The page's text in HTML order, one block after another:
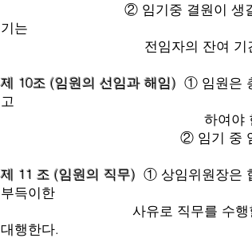
② 임기중 결원이 생길 때는 이
기는
전임자의 잔여 기간으
제 10조 (임원의 선임과 해임) ① 임원은
고
하여야 한다. 다만, 상임
② 임기 중 임원의 해임은
제 11 조 (임원의 직무) ① 상임위원장은
부득이한
사유로 직무를 수행할 수 없을
대행한다.